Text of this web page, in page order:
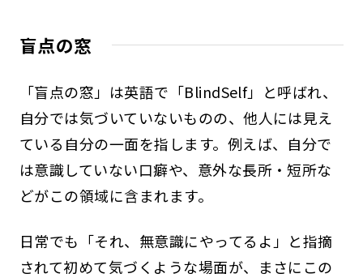
盲点の窓
「盲点の窓」は英語で「BlindSelf」と呼ばれ、
自分では気づいていないものの、他人には見え
ている自分の一面を指します。例えば、自分で
は意識していない口癖や、意外な長所・短所な
どがこの領域に含まれます。
日常でも「それ、無意識にやってるよ」と指摘
されて初めて気づくような場面が、まさにこの